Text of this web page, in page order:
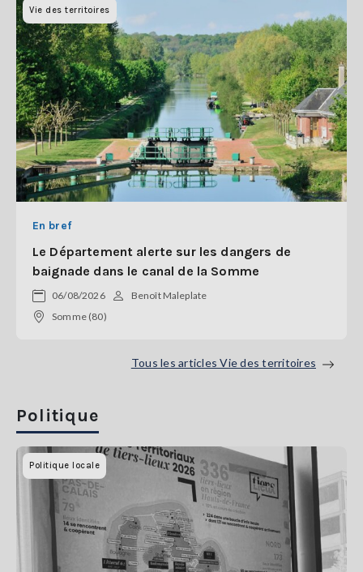
Vie des territoires
En bref
Le Département alerte sur les dangers de
baignade dans le canal de la Somme
06/08/2026
Benoît Maleplate
Somme (80)
Tous les articles Vie des territoires
Politique
Politique locale